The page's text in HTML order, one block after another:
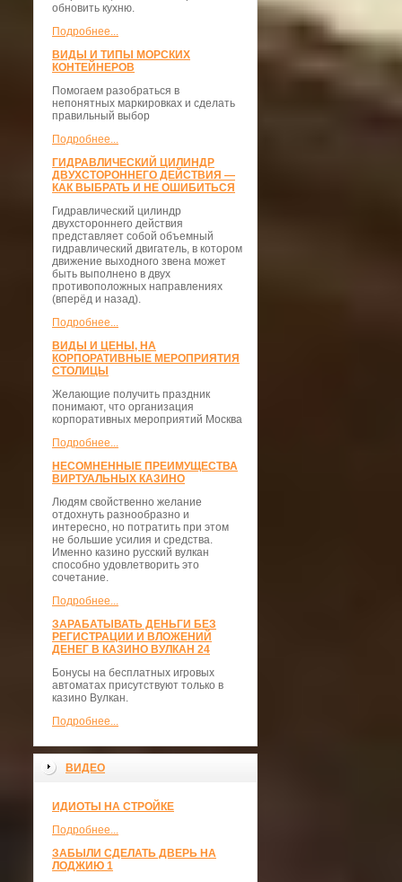
обновить кухню.
Подробнее...
ВИДЫ И ТИПЫ МОРСКИХ
КОНТЕЙНЕРОВ
Помогаем разобраться в
непонятных маркировках и сделать
правильный выбор
Подробнее...
ГИДРАВЛИЧЕСКИЙ ЦИЛИНДР
ДВУХСТОРОННЕГО ДЕЙСТВИЯ —
КАК ВЫБРАТЬ И НЕ ОШИБИТЬСЯ
Гидравлический цилиндр
двухстороннего действия
представляет собой объемный
гидравлический двигатель, в котором
движение выходного звена может
быть выполнено в двух
противоположных направлениях
(вперёд и назад).
Подробнее...
ВИДЫ И ЦЕНЫ, НА
КОРПОРАТИВНЫЕ МЕРОПРИЯТИЯ
СТОЛИЦЫ
Желающие получить праздник
понимают, что организация
корпоративных мероприятий Москва
Подробнее...
НЕСОМНЕННЫЕ ПРЕИМУЩЕСТВА
ВИРТУАЛЬНЫХ КАЗИНО
Людям свойственно желание
отдохнуть разнообразно и
интересно, но потратить при этом
не большие усилия и средства.
Именно казино русский вулкан
способно удовлетворить это
сочетание.
Подробнее...
ЗАРАБАТЫВАТЬ ДЕНЬГИ БЕЗ
РЕГИСТРАЦИИ И ВЛОЖЕНИЙ
ДЕНЕГ В КАЗИНО ВУЛКАН 24
Бонусы на бесплатных игровых
автоматах присутствуют только в
казино Вулкан.
Подробнее...
ВИДЕО
ИДИОТЫ НА СТРОЙКЕ
Подробнее...
ЗАБЫЛИ СДЕЛАТЬ ДВЕРЬ НА
ЛОДЖИЮ 1